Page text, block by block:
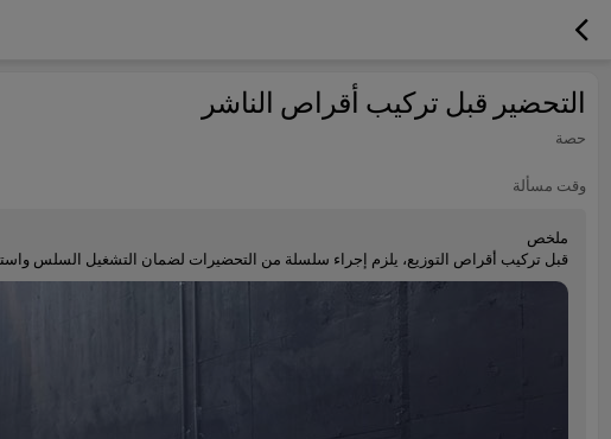
التحضير قبل تركيب أقراص الناشر
حصة
وقت مسألة
ملخص
قبل تركيب أقراص التوزيع، يلزم إجراء سلسلة من التحضيرات لضمان التشغيل السلس